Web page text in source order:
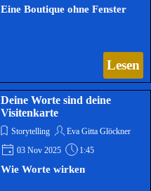
Eine Boutique ohne Fenster
Lesen
Deine Worte sind deine
Visitenkarte
Storytelling
Eva Gitta Glöckner
03 Nov 2025
1:45
Wie Worte wirken